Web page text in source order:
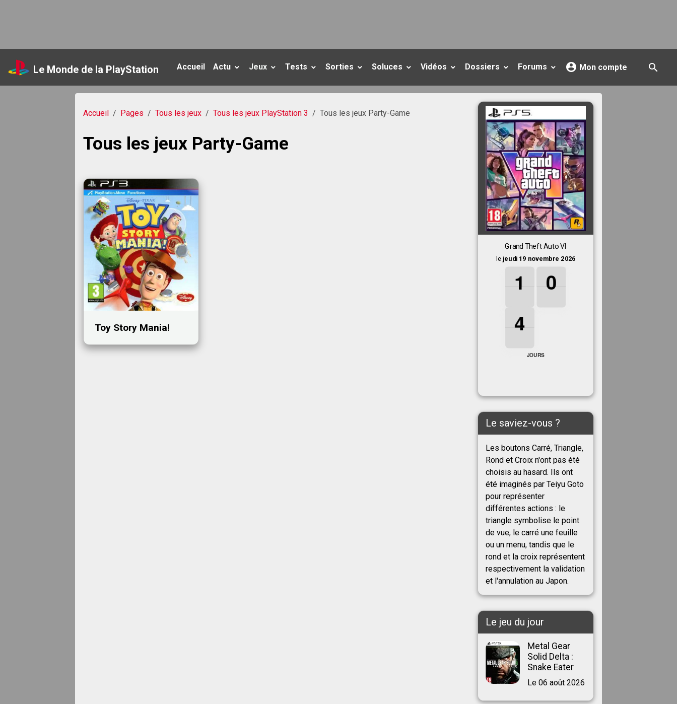
Le Monde de la PlayStation Accueil Actu Jeux Tests Sorties Soluces Vidéos Dossiers Forums Mon compte
Accueil Pages Tous les jeux Tous les jeux PlayStation 3 Tous les jeux Party-Game
Tous les jeux Party-Game
Toy Story Mania!
Grand Theft Auto VI
le jeudi 19 novembre 2026
1
1
1
1 0
0
0
0
4
4
4
4
JOURS
Le saviez-vous ?
Les boutons Carré, Triangle,
Rond et Croix n'ont pas été
choisis au hasard. Ils ont
été imaginés par Teiyu Goto
pour représenter
différentes actions : le
triangle symbolise le point
de vue, le carré une feuille
ou un menu, tandis que le
rond et la croix représentent
respectivement la validation
et l'annulation au Japon.
Le jeu du jour
Metal Gear
Solid Delta :
Snake Eater
Le 06 août 2026